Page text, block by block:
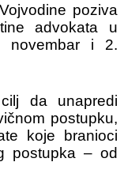
poziva
advokata u
novembar i 2.
da unapredi
postupku,
koje branioci
postupka – od